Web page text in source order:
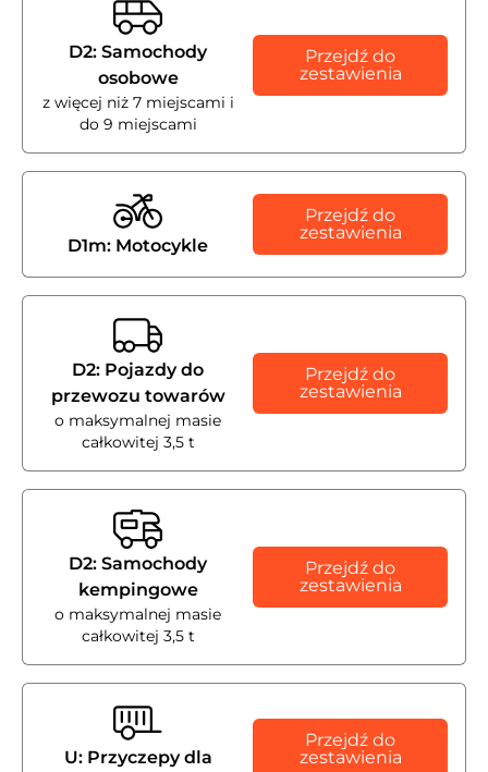
D2: Samochody
osobowe
z więcej niż 7 miejscami i
do 9 miejscami
Przejdź do
zestawienia
D1m: Motocykle
Przejdź do
zestawienia
D2: Pojazdy do
przewozu towarów
o maksymalnej masie
całkowitej 3,5 t
Przejdź do
zestawienia
D2: Samochody
kempingowe
o maksymalnej masie
całkowitej 3,5 t
Przejdź do
zestawienia
U: Przyczepy dla
Przejdź do
zestawienia